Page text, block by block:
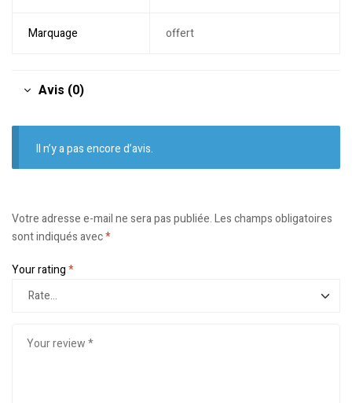
Marquage offert
Avis (0)
Il n’y a pas encore d’avis.
Votre adresse e-mail ne sera pas publiée.Les champs obligatoires
sont indiqués avec*
Your rating*